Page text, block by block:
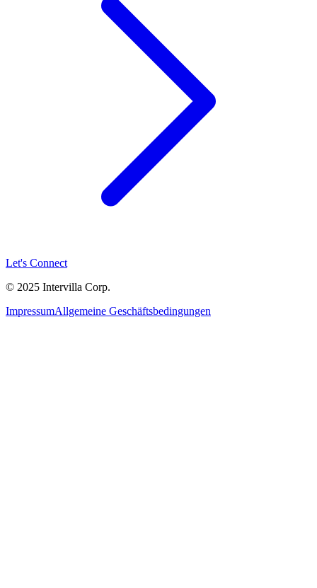
Let's Connect
© 2025 Intervilla Corp.
ImpressumAllgemeine Geschäftsbedingungen